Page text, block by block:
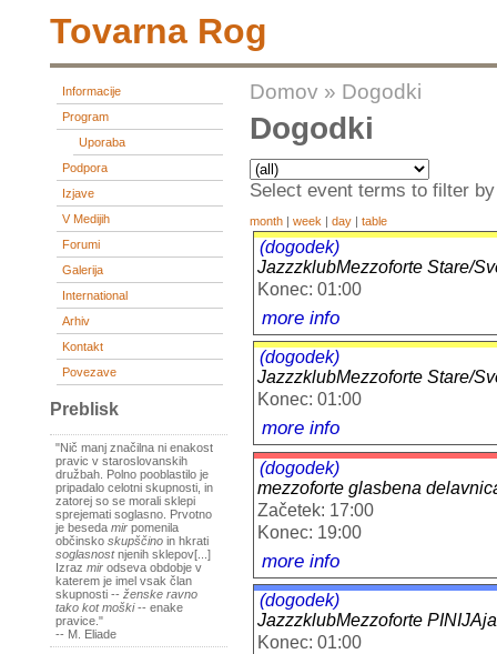
Tovarna Rog
Informacije
Program
Uporaba
Podpora
Izjave
V Medijih
Forumi
Galerija
International
Arhiv
Kontakt
Povezave
Preblisk
"Nič manj značilna ni enakost
pravic v staroslovanskih
družbah. Polno pooblastilo je
pripadalo celotni skupnosti, in
zatorej so se morali sklepi
sprejemati soglasno. Prvotno
je beseda mir pomenila
občinsko skupščino in hkrati
soglasnostnjenih sklepov[...]
Izraz mir odseva obdobje v
katerem je imel vsak član
skupnosti -- ženske ravno
tako kot moški-- enake
pravice."
-- M. Eliade
Domov » Dogodki
Dogodki
Select event terms to filter by
month | week | day | table
(dogodek)
JazzzklubMezzoforte Stare/
Konec: 01:00
more info
(dogodek)
JazzzklubMezzoforte Stare/
Konec: 01:00
more info
(dogodek)
mezzoforte glasbena
Začetek: 17:00
Konec: 19:00
more info
(dogodek)
JazzzklubMezzoforte
Konec: 01:00